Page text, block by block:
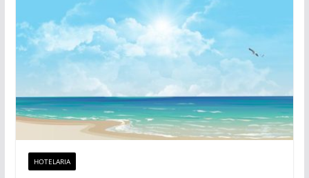
HOTELARIA